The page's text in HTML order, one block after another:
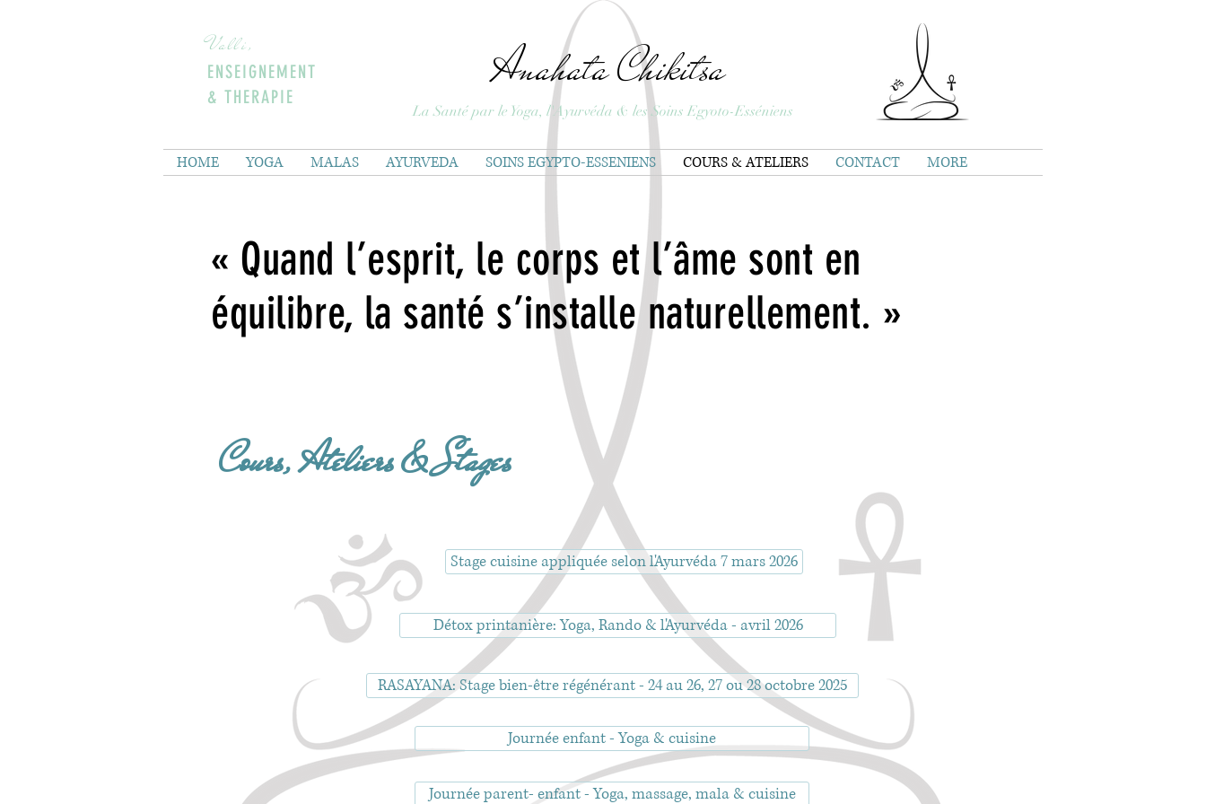
Valli,
ENSEIGNEMENT
& THERAPIE
Anahata Chikitsa
La Santé par le Yoga, l'Ayurvéda & les Soins Egyoto-Esséniens
HOME YOGA MALAS AYURVEDA SOINS EGYPTO-ESSENIENS COURS & ATELIERS CONTACT MORE
« Quand l’esprit, le corps et l’âme sont en
équilibre, la santé s’installe naturellement. »
Cours, Ateliers & Stages
Stage cuisine appliquée selon l'Ayurvéda 7 mars 2026
Détox printanière: Yoga, Rando & l'Ayurvéda - avril 2026
RASAYANA: Stage bien-être régénérant - 24 au 26, 27 ou 28 octobre 2025
Journée enfant - Yoga & cuisine
Journée parent- enfant - Yoga, massage, mala & cuisine